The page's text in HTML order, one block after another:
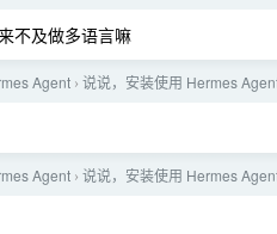
不及做多语言嘛
Agent › 说说，安装使用 Hermes
Agent › 说说，安装使用 Hermes